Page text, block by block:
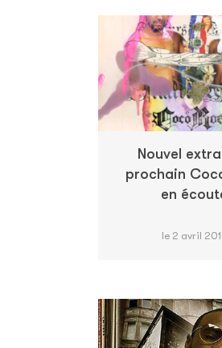
Nouvel
prochain
en
le 2 avril